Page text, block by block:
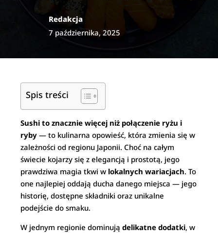
Redakcja
7 października, 2025
Spis treści
Sushi to znacznie więcej niż połączenie ryżu i
ryby — to kulinarna opowieść, która zmienia się w
zależności od regionu Japonii. Choć na całym
świecie kojarzy się z elegancją i prostotą, jego
prawdziwa magia tkwi w lokalnych wariacjach. To
one najlepiej oddają ducha danego miejsca — jego
historię, dostępne składniki oraz unikalne
podejście do smaku.
W jednym regionie dominujądelikatne dodatki, w